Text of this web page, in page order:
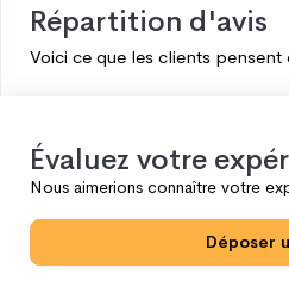
Répartition d'avis
Voici ce que les clients pensent
Évaluez votre
Nous aimerions connaître votre
Déposer